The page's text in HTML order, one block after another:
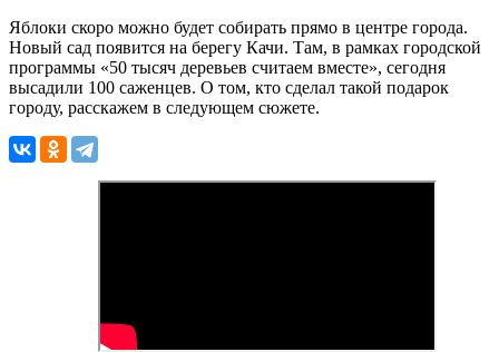
Яблоки скоро можно будет собирать прямо в центре города.
Новый сад появится на берегу Качи. Там, в рамках городской
программы «50 тысяч деревьев считаем вместе», сегодня
высадили 100 саженцев. О том, кто сделал такой подарок
городу, расскажем в следующем сюжете.